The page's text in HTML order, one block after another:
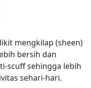
mengkilap (sheen)
bersih dan
scuff sehingga lebih
sehari-hari.